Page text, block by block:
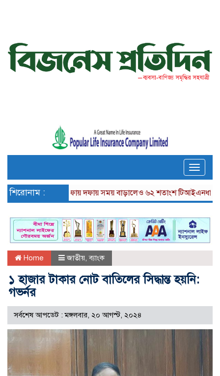
Toggle
শিরোনাম :দফায় দফায় সময় বাড়ালেও ৬২ শতাংশ টিআইএনধারী রিটার্ন
Home জাতীয় ,ব্যাংক
১ হাজার টাকার নোট বাতিলের সিদ্ধান্ত হয়নি:
গভর্নর
সর্বশেষ আপডেট : মঙ্গলবার, ২০ আগস্ট, ২০২৪